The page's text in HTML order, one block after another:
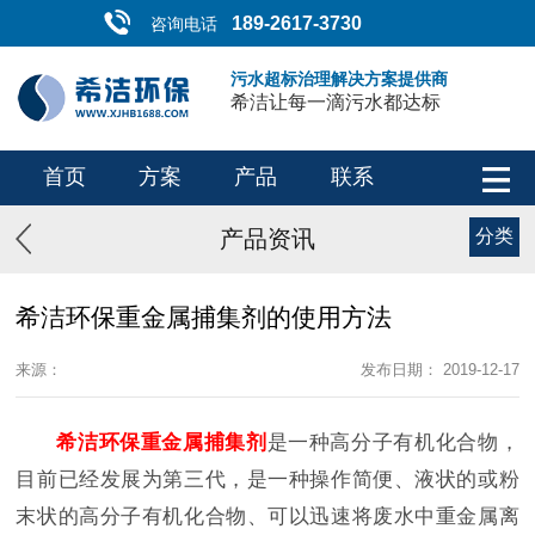
咨询电话 189-2617-3730
污水超标治理解决方案提供商
希洁让每一滴污水都达标
首页 方案 产品 联系
产品资讯 分类
希洁环保重金属捕集剂的使用方法
来源： 发布日期： 2019-12-17
希洁环保重金属捕集剂 是一种高分子有机化合物，
目前已经发展为第三代，是一种操作简便、液状的或粉
末状的高分子有机化合物、可以迅速将废水中重金属离